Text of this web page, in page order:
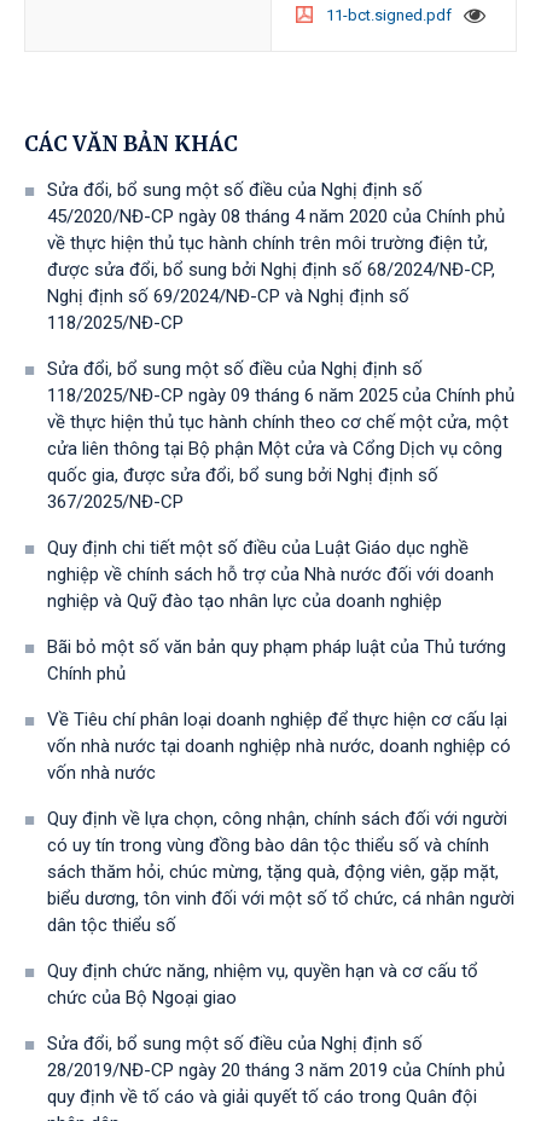
11-bct.signed.pdf
CÁC VĂN BẢN KHÁC
Sửa đổi, bổ sung một số điều của Nghị định số
45/2020/NĐ-CP ngày 08 tháng 4 năm 2020 của Chính phủ
về thực hiện thủ tục hành chính trên môi trường điện tử,
được sửa đổi, bổ sung bởi Nghị định số 68/2024/NĐ-CP,
Nghị định số 69/2024/NĐ-CP và Nghị định số
118/2025/NĐ-СР
Sửa đổi, bổ sung một số điều của Nghị định số
118/2025/NĐ-CP ngày 09 tháng 6 năm 2025 của Chính phủ
về thực hiện thủ tục hành chính theo cơ chế một cửa, một
cửa liên thông tại Bộ phận Một cửa và Cổng Dịch vụ công
quốc gia, được sửa đổi, bổ sung bởi Nghị định số
367/2025/NĐ-СР
Quy định chi tiết một số điều của Luật Giáo dục nghề
nghiệp về chính sách hỗ trợ của Nhà nước đối với doanh
nghiệp và Quỹ đào tạo nhân lực của doanh nghiệp
Bãi bỏ một số văn bản quy phạm pháp luật của Thủ tướng
Chính phủ
Về Tiêu chí phân loại doanh nghiệp để thực hiện cơ cấu lại
vốn nhà nước tại doanh nghiệp nhà nước, doanh nghiệp có
vốn nhà nước
Quy định về lựa chọn, công nhận, chính sách đối với người
có uy tín trong vùng đồng bào dân tộc thiểu số và chính
sách thăm hỏi, chúc mừng, tặng quà, động viên, gặp mặt,
biểu dương, tôn vinh đối với một số tổ chức, cá nhân người
dân tộc thiểu số
Quy định chức năng, nhiệm vụ, quyền hạn và cơ cấu tổ
chức của Bộ Ngoại giao
Sửa đổi, bổ sung một số điều của Nghị định số
28/2019/NĐ-CР ngày 20 tháng 3 năm 2019 của Chính phủ
quy định về tố cáo và giải quyết tố cáo trong Quân đội